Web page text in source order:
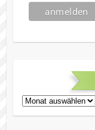
Archiv